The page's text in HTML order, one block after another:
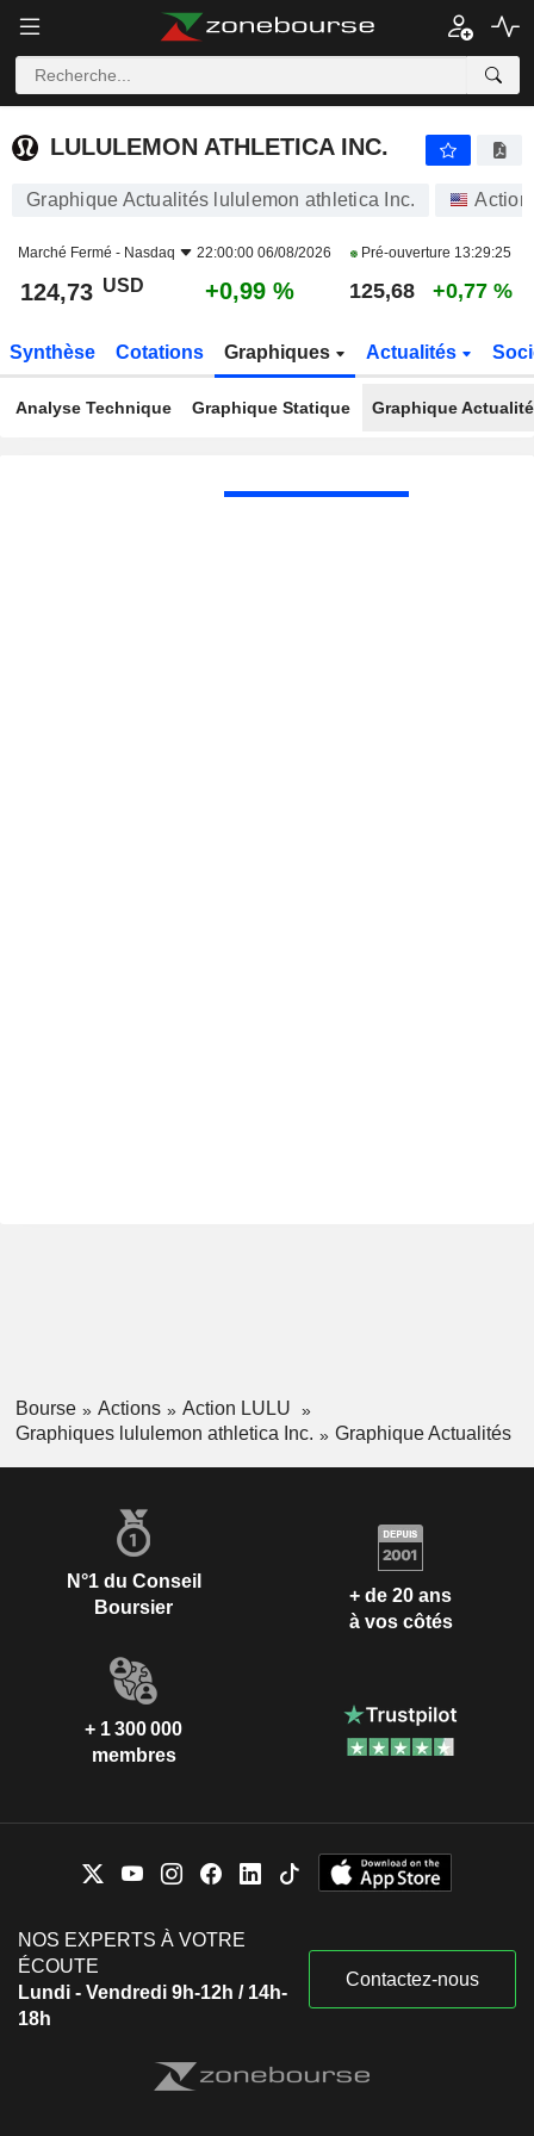
LULULEMON ATHLETICA INC.
Graphique Actualités lululemon athletica Inc.
Marché Fermé - Nasdaq 22:00:00 06/08/2026 Pré-ouverture 13:29:25
124,73 USD +0,99 % 125,68 +0,77 %
Synthèse Cotations Graphiques Actualités
Analyse Technique Graphique Statique Graphique
Bourse Actions
Action LULU
Graphiques lululemon athletica Inc.
Graphique Actualités
N°1 du Conseil
Boursier
+ de 20 ans
à vos côtés
+ 1 300 000
membres
NOS EXPERTS À VOTRE
ÉCOUTE
Lundi - Vendredi 9h-12h / 14h-
18h
Contactez-nous